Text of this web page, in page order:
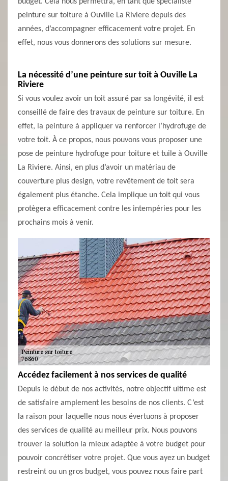
peinture sur toiture à Ouville La Riviere depuis des
années, d’accompagner efficacement votre projet. En
effet, nous vous donnerons des solutions sur mesure.
La nécessité d’une peinture sur toit à Ouville La
Riviere
Si vous voulez avoir un toit assuré par sa longévité, il est
conseillé de faire des travaux de peinture sur toiture. En
effet, la peinture à appliquer va renforcer l’hydrofuge de
votre toit. À ce propos, nous pouvons vous proposer une
pose de peinture hydrofuge pour toiture et tuile à Ouville
La Riviere. Ainsi, en plus d’avoir un matériau de
couverture plus design, votre revêtement de toit sera
également plus étanche. Cela implique un toit qui vous
protègera efficacement contre les intempéries pour les
prochains mois à venir.
Accédez facilement à nos services de qualité
Depuis le début de nos activités, notre objectif ultime est
de satisfaire amplement les besoins de nos clients. C’est
la raison pour laquelle nous nous évertuons à proposer
des services de qualité au meilleur prix. Nous pouvons
trouver la solution la mieux adaptée à votre budget pour
pouvoir concrétiser votre projet. Que vous ayez un budget
restreint ou un gros budget, vous pouvez nous faire part